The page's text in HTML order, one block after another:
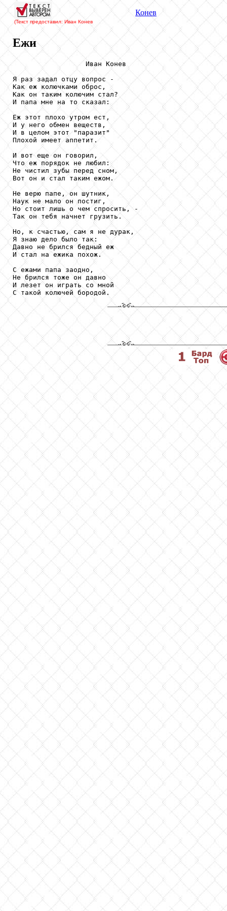
(Текст предоставил: Иван Конев
Конев
Ежи
                  Иван Конев
Я раз задал отцу вопрос -
Как еж колючками оброс,
Как он таким колючим стал?
И папа мне на то сказал:
Еж этот плохо утром ест,
И у него обмен веществ,
И в целом этот "паразит"
Плохой имеет аппетит.
И вот еще он говорил,
Что еж порядок не любил:
Не чистил зубы перед сном,
Вот он и стал таким ежом.
Не верю папе, он шутник,
Наук не мало он постиг,
Но стоит лишь о чем спросить, -
Так он тебя начнет грузить.
Но, к счастью, сам я не дурак,
Я знаю дело было так:
Давно не брился бедный еж
И стал на ежика похож.
С ежами папа заодно,
Не брился тоже он давно
И лезет он играть со мной
С такой колючей бородой.